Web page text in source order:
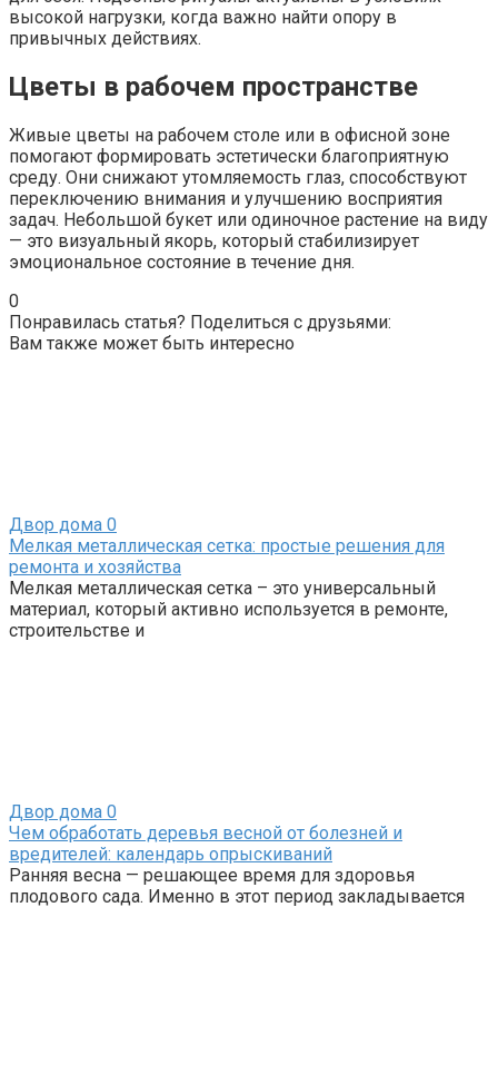
высокой нагрузки, когда важно найти опору в
привычных действиях.
Цветы в рабочем пространстве
Живые цветы на рабочем столе или в офисной зоне
помогают формировать эстетически благоприятную
среду. Они снижают утомляемость глаз, способствуют
переключению внимания и улучшению восприятия
задач. Небольшой букет или одиночное растение на виду
— это визуальный якорь, который стабилизирует
эмоциональное состояние в течение дня.
0
Понравилась статья? Поделиться с друзьями:
Вам также может быть интересно
Двор дома 0
Мелкая металлическая сетка: простые решения для
ремонта и хозяйства
Мелкая металлическая сетка – это универсальный
материал, который активно используется в ремонте,
строительстве и
Двор дома 0
Чем обработать деревья весной от болезней и
вредителей: календарь опрыскиваний
Ранняя весна — решающее время для здоровья
плодового сада. Именно в этот период закладывается